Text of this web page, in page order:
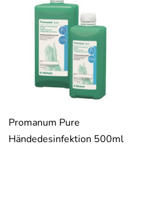
Promanum Pure
Händedesinfektion 500ml